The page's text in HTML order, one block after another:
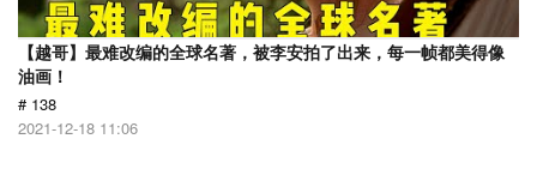
【越哥】最难改编的全球名著，被李安拍了出来，每一帧都美得像
油画！
# 138
2021-12-18 11:06